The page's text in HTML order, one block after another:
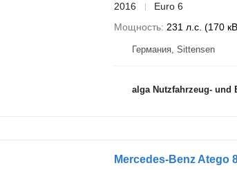
2016
Euro 6
Мощность 231 л.с. (170
Германия, Sittensen
alga Nutzfahrzeug- und
Mercedes-Benz Atego